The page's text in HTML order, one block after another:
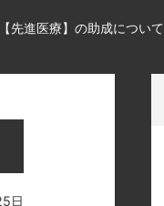
先進医療】の助成について
日